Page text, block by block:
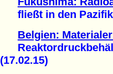
fließt in den Pazifik
Belgien:
(17.02.15)